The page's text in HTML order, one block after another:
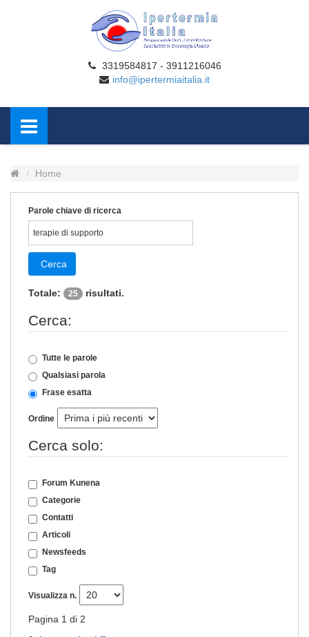
3319584817 - 3911216046
info@ipertermiaitalia.it
Home
Parole chiave di ricerca
Cerca
Totale: 25 risultati.
Cerca:
Tutte le parole
Qualsiasi parola
Frase esatta
Ordine
Cerca solo:
Forum Kunena
Categorie
Contatti
Articoli
Newsfeeds
Tag
Visualizza n.
Pagina 1 di 2